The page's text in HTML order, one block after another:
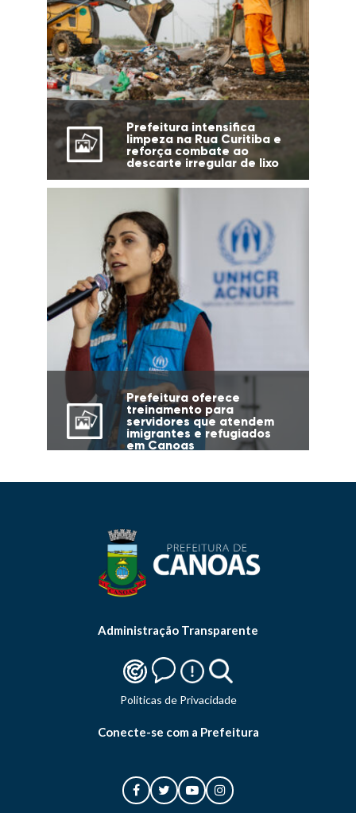
Prefeitura intensifica
limpeza na Rua Curitiba e
reforça combate ao
descarte irregular de lixo
Prefeitura oferece
treinamento para
servidores que atendem
imigrantes e refugiados
em Canoas
Administração Transparente
Politicas de Privacidade
Conecte-se com a Prefeitura